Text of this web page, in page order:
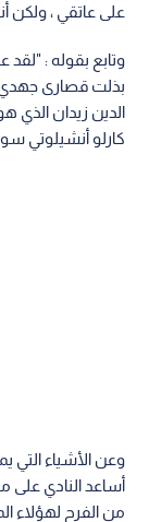
على عاتقي ، ولكن
وتابع بقوله : "لقد
بذلت قصارى جهدي
الدين زيدان الذي
كارلو أنشيلوتي
وعن الأشياء التي
أساعد النادي على
من الفرح لهؤلاء